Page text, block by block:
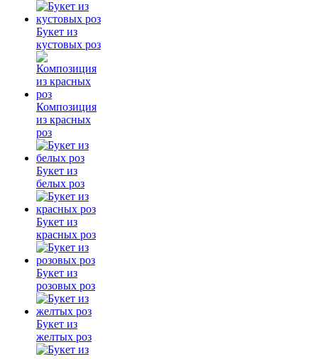
Букет из
кустовых роз
Композиция
из красных
роз
Букет из
белых роз
Букет из
красных роз
Букет из
розовых роз
Букет из
желтых роз